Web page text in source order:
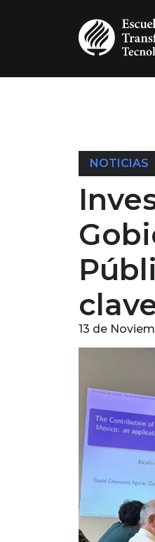
NOTICIAS
13 de